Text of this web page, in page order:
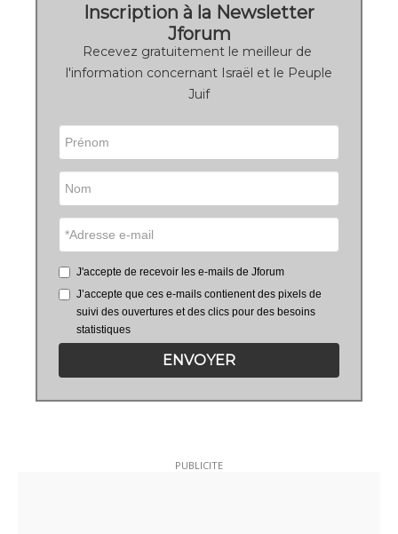
Inscription à la Newsletter
Jforum
Recevez gratuitement le meilleur de
l'information concernant Israël et le Peuple
Juif
J'accepte de recevoir les e-mails de Jforum
J’accepte que ces e-mails contienent des pixels de
suivi des ouvertures et des clics pour des besoins
statistiques
ENVOYER